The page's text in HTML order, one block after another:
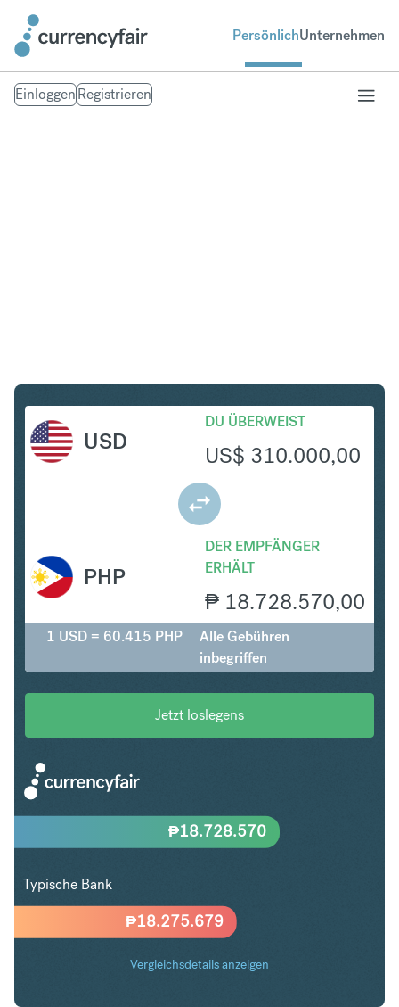
PersönlichUnternehmen
EinloggenRegistrieren
USD
DU ÜBERWEIST
US$ 310.000,00
DER EMPFÄNGER
ERHÄLT
₱ 18.728.570,00
PHP
1 USD = 60.415 PHP
Alle Gebühren
inbegriffen
Jetzt loslegens
₱18.275.679
₱18.728.570
Typische Bank
Vergleichsdetails anzeigen
USD in PHP Trends